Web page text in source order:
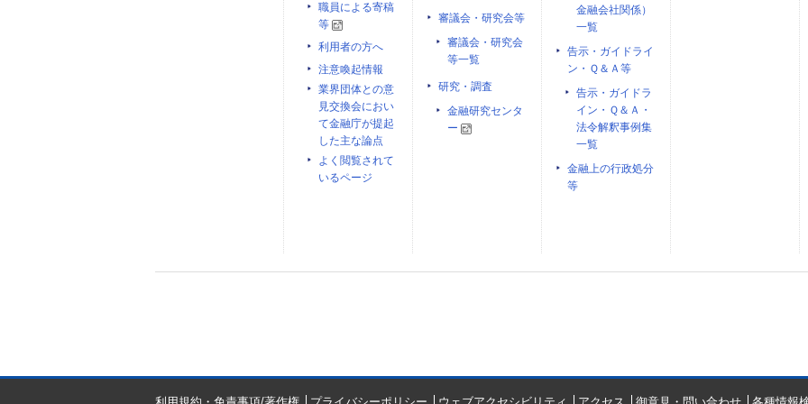
職員による寄稿
等
利用者の方へ
注意喚起情報
業界団体との意
見交換会におい
て金融庁が提起
した主な論点
よく閲覧されて
いるページ
審議会・研究会等
審議会・研究会
等一覧
研究・調査
金融研究センタ
ー
金融会社関係）
一覧
告示・ガイドライ
ン・Ｑ＆Ａ等
告示・ガイドラ
イン・Ｑ＆Ａ・
法令解釈事例集
一覧
金融上の行政処分
等